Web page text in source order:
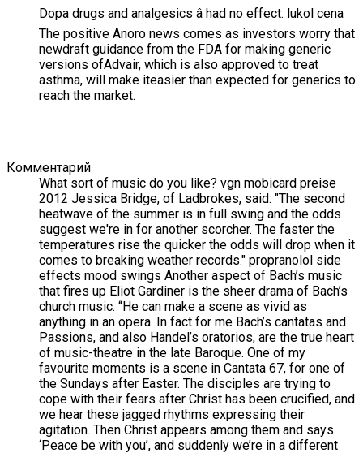
Dopa drugs and analgesics â had no effect. lukol cena
The positive Anoro news comes as investors worry that
newdraft guidance from the FDA for making generic
versions ofAdvair, which is also approved to treat
asthma, will make iteasier than expected for generics to
reach the market.
Комментарий
What sort of music do you like? vgn mobicard preise
2012 Jessica Bridge, of Ladbrokes, said: "The second
heatwave of the summer is in full swing and the odds
suggest we're in for another scorcher. The faster the
temperatures rise the quicker the odds will drop when it
comes to breaking weather records." propranolol side
effects mood swings Another aspect of Bach’s music
that fires up Eliot Gardiner is the sheer drama of Bach’s
church music. “He can make a scene as vivid as
anything in an opera. In fact for me Bach’s cantatas and
Passions, and also Handel’s oratorios, are the true heart
of music-theatre in the late Baroque. One of my
favourite moments is a scene in Cantata 67, for one of
the Sundays after Easter. The disciples are trying to
cope with their fears after Christ has been crucified, and
we hear these jagged rhythms expressing their
agitation. Then Christ appears among them and says
‘Peace be with you’, and suddenly we’re in a different